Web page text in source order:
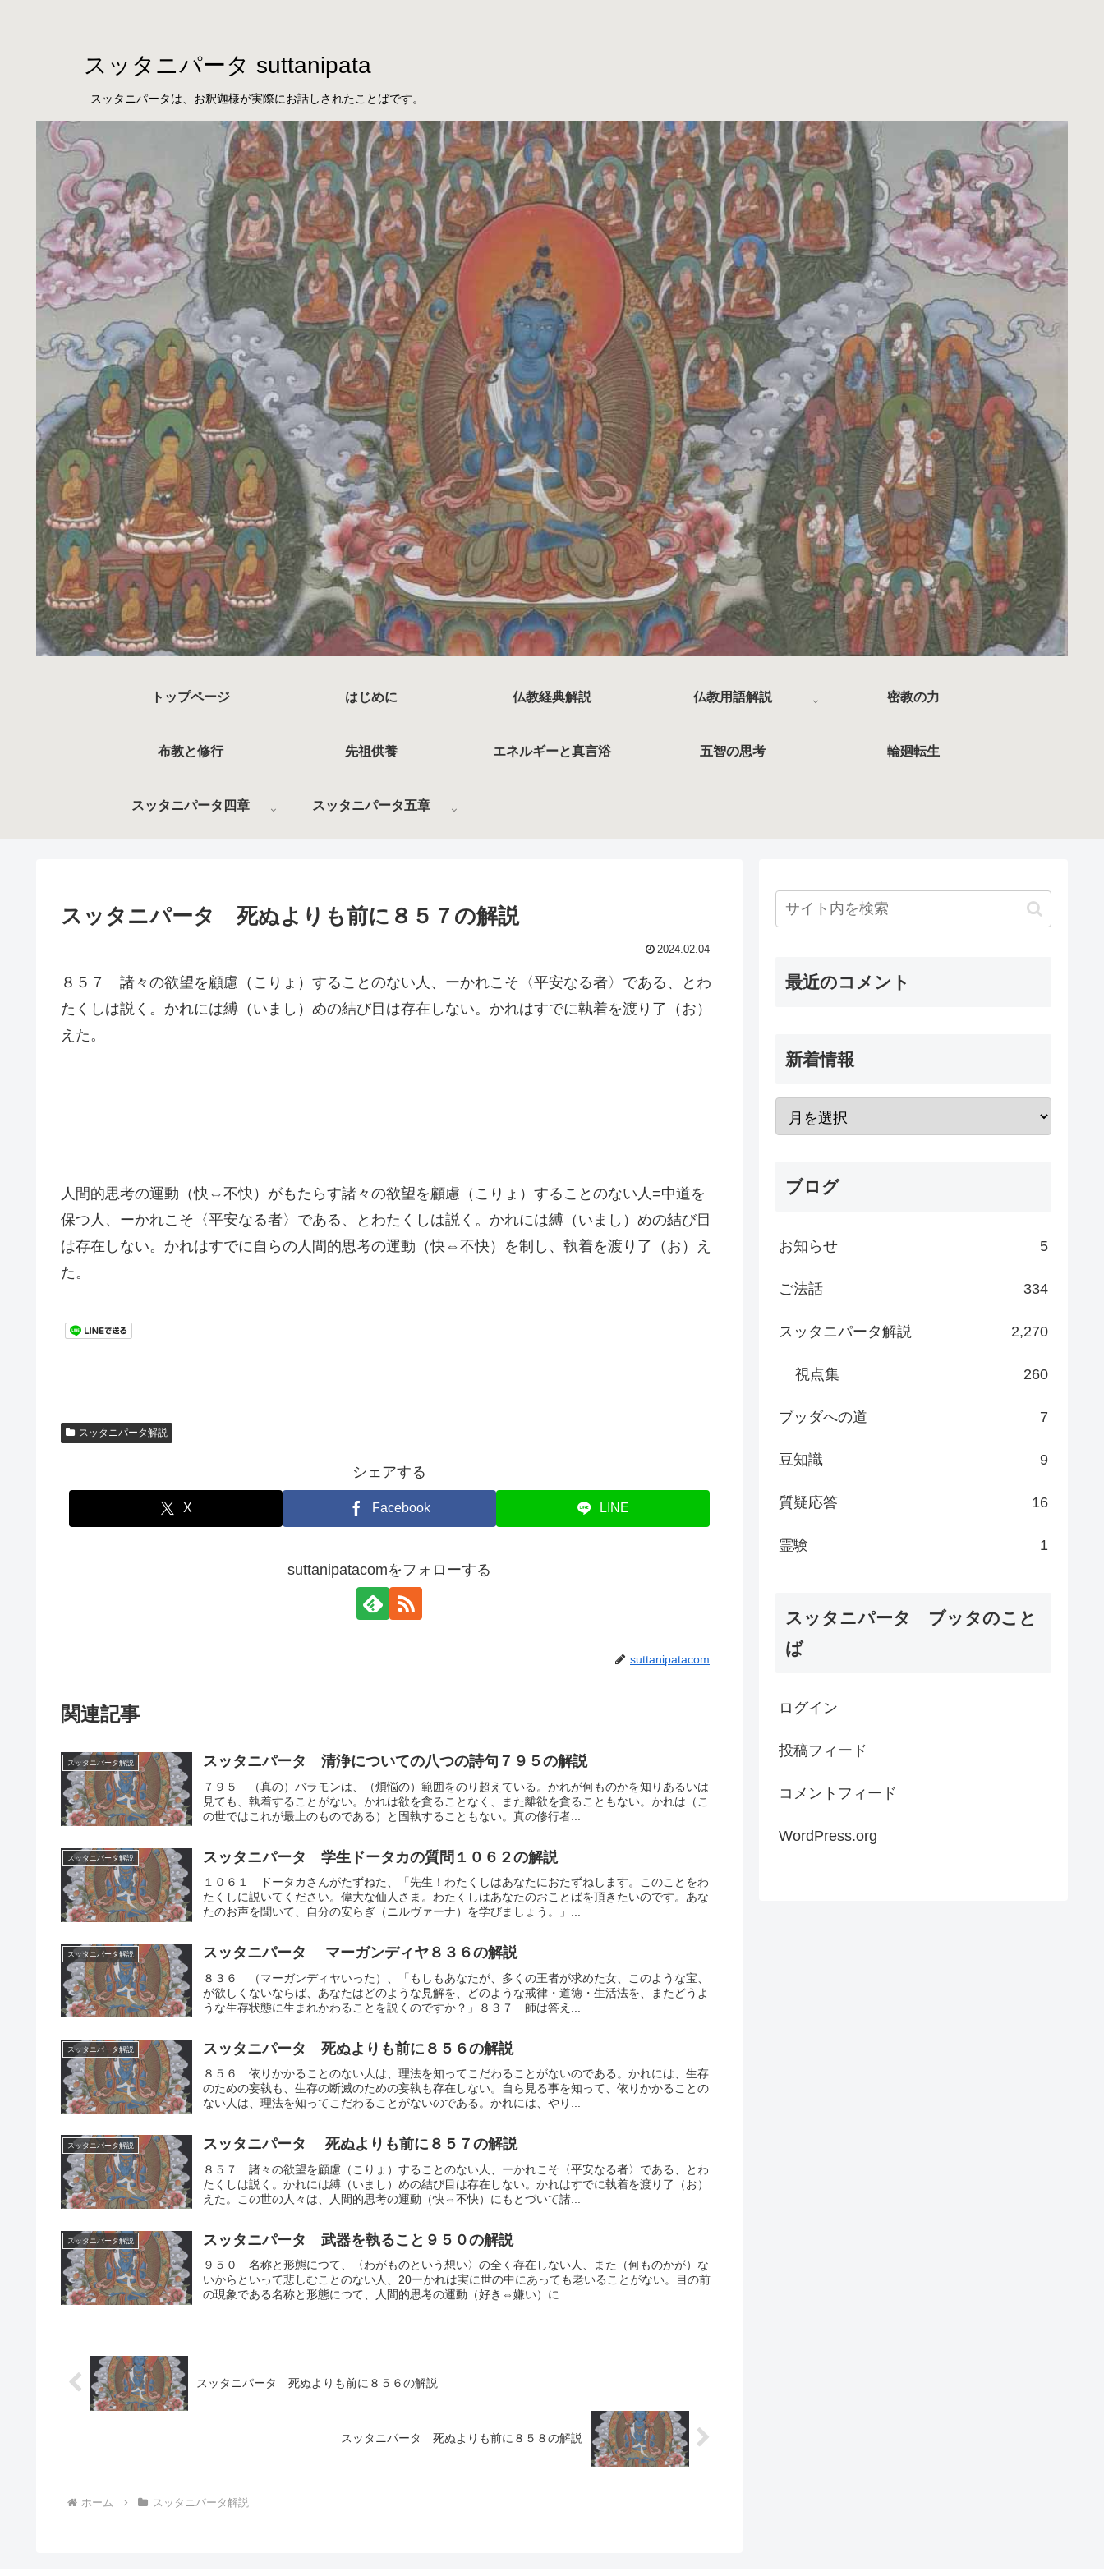
スッタニパータは、お釈迦様が実際にお話しされたことばです。
スッタニパータ suttanipata
トップページ はじめに 仏教経典解説 仏教用語解説 密教の力
布教と修行 先祖供養 エネルギーと真言浴 五智の思考 輪廻転生
スッタニパータ四章 スッタニパータ五章
スッタニパータ 死ぬよりも前に８５７の解説
2024.02.04
８５７ 諸々の欲望を顧慮（こりょ）することのない人、ーかれこそ〈平安なる者〉である、とわ
たくしは説く。かれには縛（いまし）めの結び目は存在しない。かれはすでに執着を渡り了（お）
えた。
人間的思考の運動（快⇔不快）がもたらす諸々の欲望を顧慮（こりょ）することのない人=中道を
保つ人、ーかれこそ〈平安なる者〉である、とわたくしは説く。かれには縛（いまし）めの結び目
は存在しない。かれはすでに自らの人間的思考の運動（快⇔不快）を制し、執着を渡り了（お）え
た。
スッタニパータ解説
シェアする
X Facebook LINE
suttanipatacomをフォローする
suttanipatacom
関連記事
スッタニパータ解説 スッタニパータ 清浄についての八つの詩句７９５の解説
７９５ （真の）バラモンは、（煩悩の）範囲をのり超えている。かれが何ものかを知りあるいは
見ても、執着することがない。かれは欲を貪ることなく、また離欲を貪ることもない。かれは（こ
の世ではこれが最上のものである）と固執することもない。真の修行者...
スッタニパータ解説 スッタニパータ 学生ドータカの質問１０６２の解説
１０６１ ドータカさんがたずねた、「先生！わたくしはあなたにおたずねします。このことをわ
たくしに説いてください。偉大な仙人さま。わたくしはあなたのおことばを頂きたいのです。あな
たのお声を聞いて、自分の安らぎ（ニルヴァーナ）を学びましょう。」...
スッタニパータ解説 スッタニパータ マーガンディヤ８３６の解説
８３６ （マーガンディヤいった）、「もしもあなたが、多くの王者が求めた女、このような宝、
が欲しくないならば、あなたはどのような見解を、どのような戒律・道徳・生活法を、またどうよ
うな生存状態に生まれかわることを説くのですか？」８３７ 師は答え...
スッタニパータ解説 スッタニパータ 死ぬよりも前に８５６の解説
８５６ 依りかかることのない人は、理法を知ってこだわることがないのである。かれには、生存
のための妄執も、生存の断滅のための妄執も存在しない。自ら見る事を知って、依りかかることの
ない人は、理法を知ってこだわることがないのである。かれには、やり...
スッタニパータ解説 スッタニパータ 死ぬよりも前に８５７の解説
８５７ 諸々の欲望を顧慮（こりょ）することのない人、ーかれこそ〈平安なる者〉である、とわ
たくしは説く。かれには縛（いまし）めの結び目は存在しない。かれはすでに執着を渡り了（お）
えた。この世の人々は、人間的思考の運動（快⇔不快）にもとづいて諸...
スッタニパータ解説 スッタニパータ 武器を執ること９５０の解説
９５０ 名称と形態につて、〈わがものという想い〉の全く存在しない人、また（何ものかが）な
いからといって悲しむことのない人、20ーかれは実に世の中にあっても老いることがない。目の前
の現象である名称と形態につて、人間的思考の運動（好き⇔嫌い）に...
スッタニパータ 死ぬよりも前に８５６の解説
スッタニパータ 死ぬよりも前に８５８の解説
ホーム スッタニパータ解説
最近のコメント
新着情報
ブログ
お知らせ 5
ご法話 334
スッタニパータ解説 2,270
視点集 260
ブッダへの道 7
豆知識 9
質疑応答 16
霊験 1
スッタニパータ ブッタのこと
ば
ログイン
投稿フィード
コメントフィード
WordPress.org